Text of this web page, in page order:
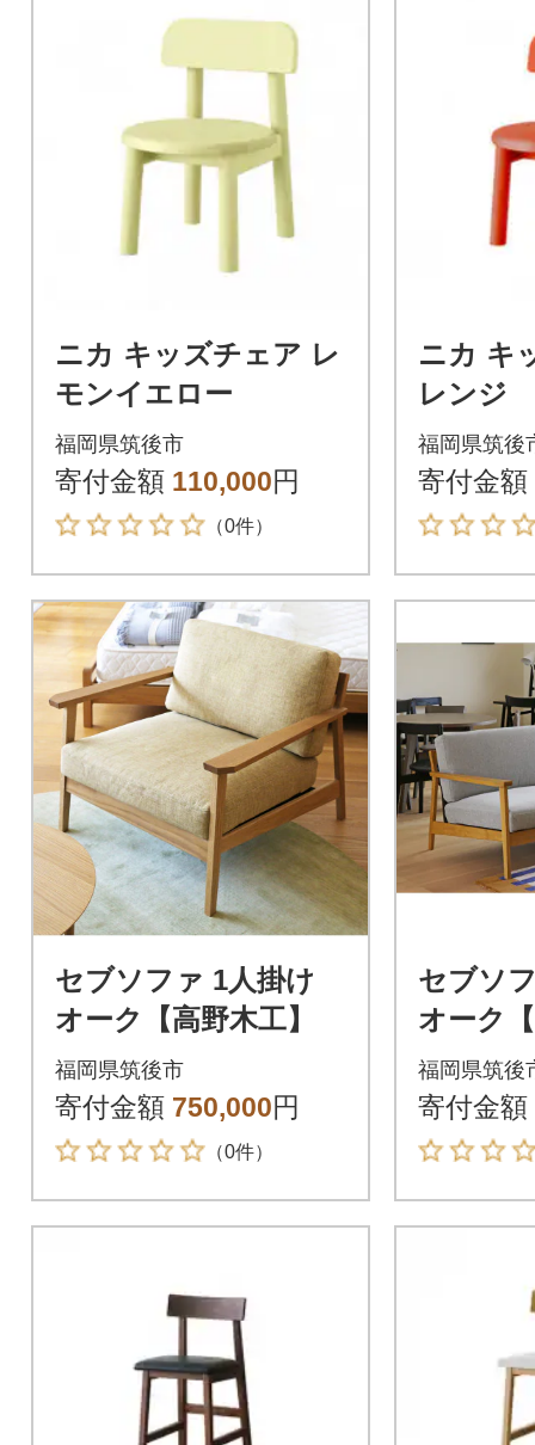
ニカ キッズチェア レ
モンイエロー
福岡県筑後市
寄付金額 110,000円
（0件）
ニカ キ
レンジ
福岡県筑後
寄付金額
セブソファ 1人掛け
オーク【高野木工】
福岡県筑後市
寄付金額 750,000円
（0件）
セブソ
オーク
福岡県筑後
寄付金額